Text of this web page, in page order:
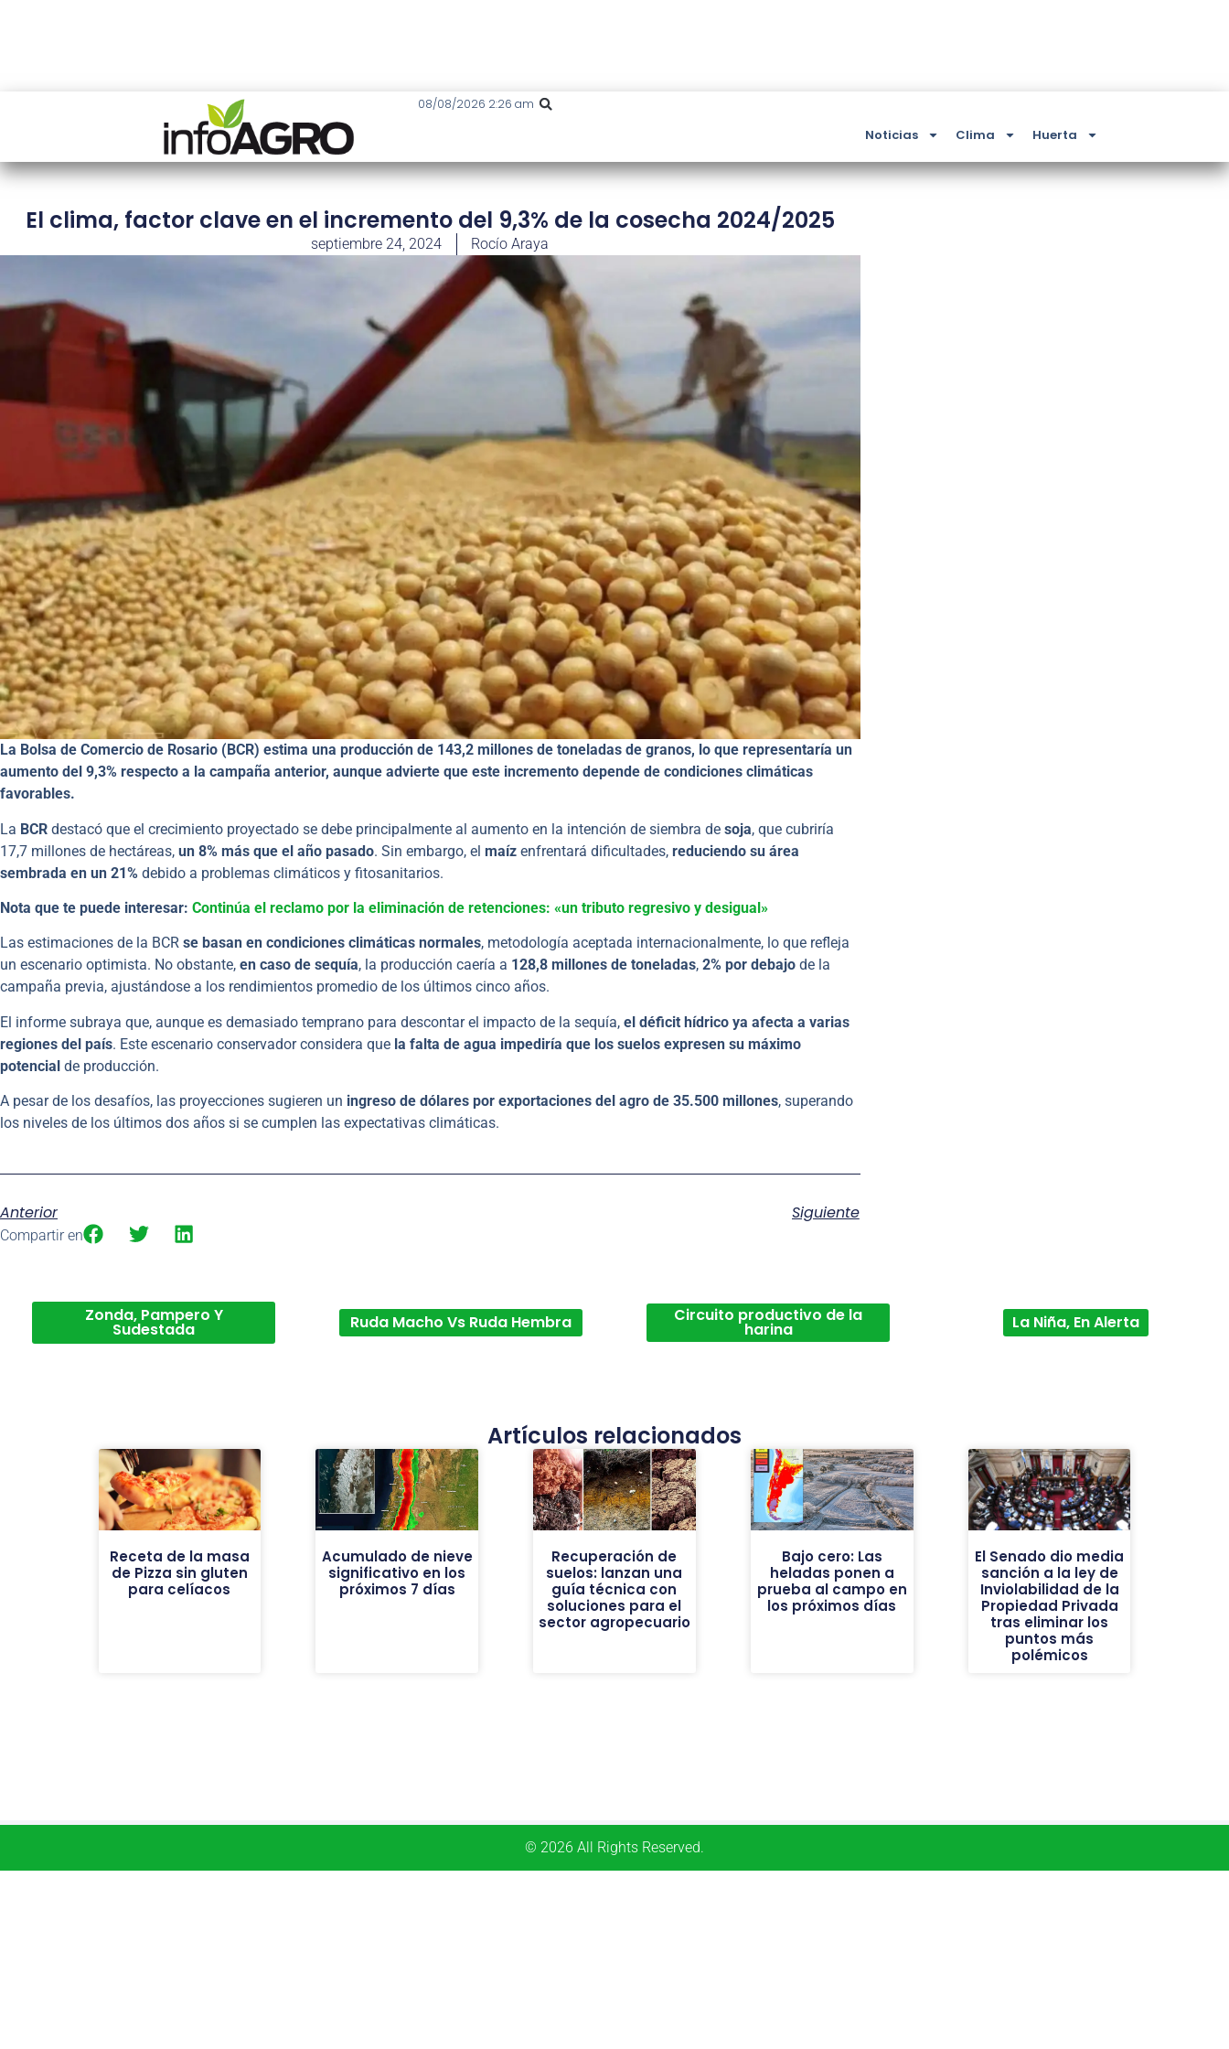
08/08/2026 2:26 am
Noticias Clima Huerta
El clima, factor clave en el incremento del 9,3% de la cosecha 2024/2025
septiembre 24, 2024 Rocío Araya
La Bolsa de Comercio de Rosario (BCR) estima una producción de 143,2 millones de toneladas de granos, lo que representaría un
aumento del 9,3% respecto a la campaña anterior, aunque advierte que este incremento depende de condiciones climáticas
favorables.
La BCR destacó que el crecimiento proyectado se debe principalmente al aumento en la intención de siembra de soja, que cubriría
17,7 millones de hectáreas, un 8% más que el año pasado. Sin embargo, el maíz enfrentará dificultades, reduciendo su área
sembrada en un 21% debido a problemas climáticos y fitosanitarios.
Nota que te puede interesar: Continúa el reclamo por la eliminación de retenciones: «un tributo regresivo y desigual»
Las estimaciones de la BCR se basan en condiciones climáticas normales, metodología aceptada internacionalmente, lo que refleja
un escenario optimista. No obstante, en caso de sequía, la producción caería a 128,8 millones de toneladas, 2% por debajo de la
campaña previa, ajustándose a los rendimientos promedio de los últimos cinco años.
El informe subraya que, aunque es demasiado temprano para descontar el impacto de la sequía, el déficit hídrico ya afecta a varias
regiones del país. Este escenario conservador considera que la falta de agua impediría que los suelos expresen su máximo
potencial de producción.
A pesar de los desafíos, las proyecciones sugieren un ingreso de dólares por exportaciones del agro de 35.500 millones, superando
los niveles de los últimos dos años si se cumplen las expectativas climáticas.
Anterior Siguiente
Compartir en
Zonda, Pampero Y
Sudestada Ruda Macho Vs Ruda Hembra Circuito productivo de la
harina La Niña, En Alerta
Artículos relacionados
Receta de la masa
de Pizza sin gluten
para celíacos
Acumulado de nieve
significativo en los
próximos 7 días
Recuperación de
suelos: lanzan una
guía técnica con
soluciones para el
sector agropecuario
Bajo cero: Las
heladas ponen a
prueba al campo en
los próximos días
El Senado dio media
sanción a la ley de
Inviolabilidad de la
Propiedad Privada
tras eliminar los
puntos más
polémicos
© 2026 All Rights Reserved.